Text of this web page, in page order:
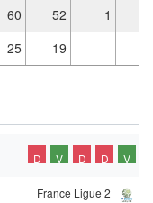
60 52 1
25 19
D V D D V
France Ligue 2